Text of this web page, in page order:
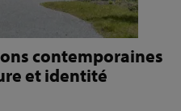
contemporaines
et identité